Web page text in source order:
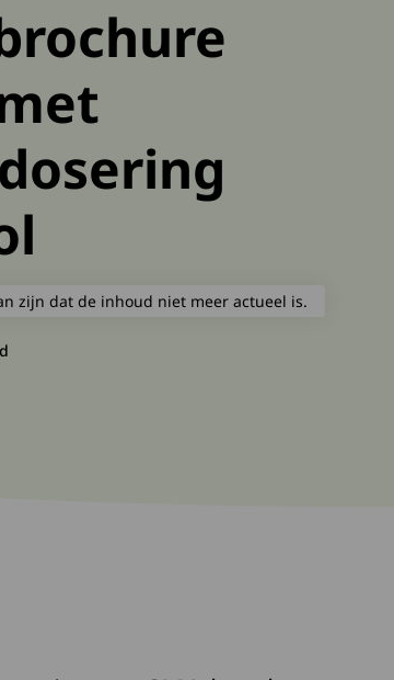
zijn dat de inhoud niet meer actueel is.